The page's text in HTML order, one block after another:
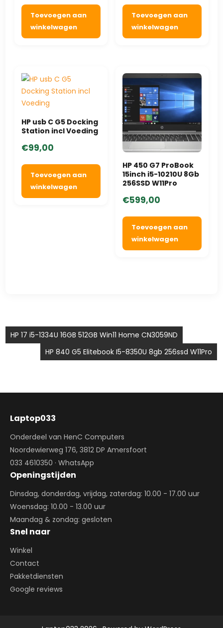
Toevoegen aan
winkelwagen
Toevoegen aan
winkelwagen
HP usb C G5 Docking
Station incl Voeding
€99,00
Toevoegen aan
winkelwagen
HP 450 G7 ProBook
15inch i5-10210U 8Gb
256SSD W11Pro
€599,00
Toevoegen aan
winkelwagen
Bericht
navigatie
HP 17 i5-1334U 16GB 512GB Win11 Home CN3059ND
HP 840 G5 Elitebook I5-8350U 8gb 256ssd W11Pro
Laptop033
Onderdeel van HenC Computers
Noordewierweg 176, 3812 DP Amersfoort
033 4610350 · WhatsApp
Openingstijden
Dinsdag, donderdag, vrijdag, zaterdag: 10.00 - 17.00 uur
Woensdag: 10.00 - 13.00 uur
Maandag & zondag: gesloten
Snel naar
Winkel
Contact
Pakketdiensten
Google reviews